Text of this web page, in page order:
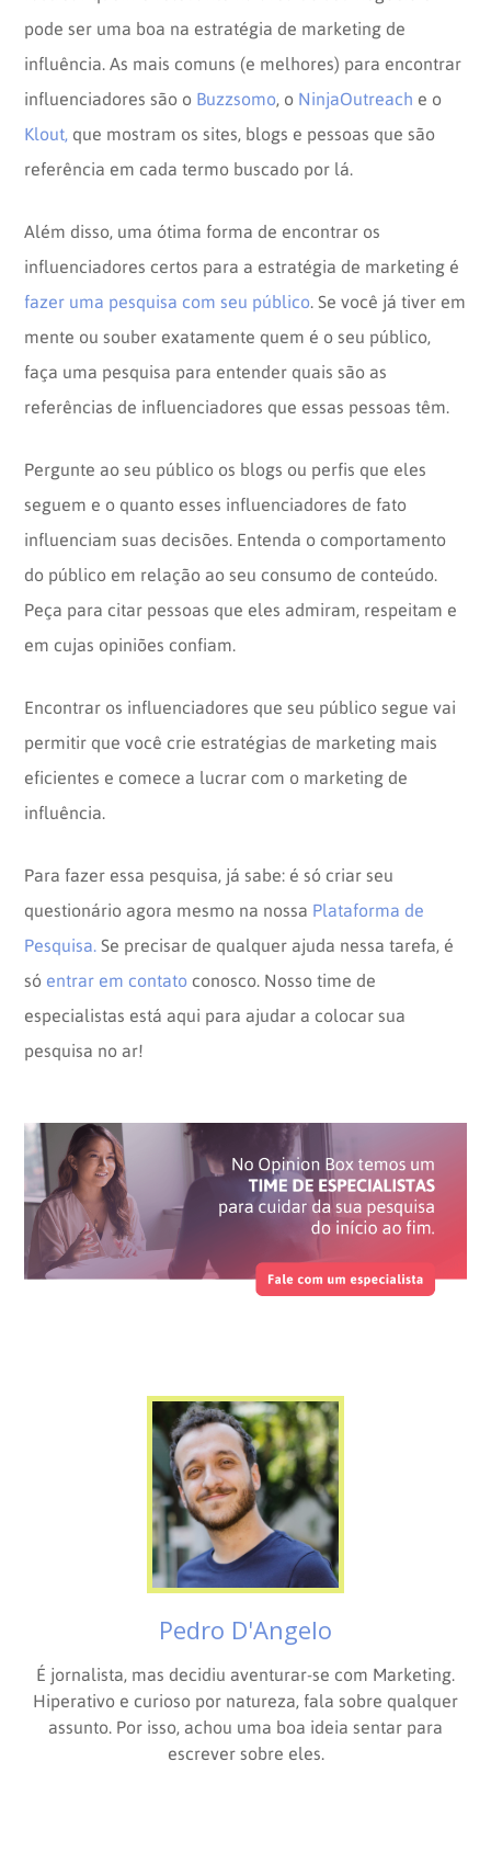
pode ser uma boa na estratégia de marketing de
influência. As mais comuns (e melhores) para encontrar
influenciadores são o Buzzsomo, o NinjaOutreach e o
Klout, que mostram os sites, blogs e pessoas que são
referência em cada termo buscado por lá.
Além disso, uma ótima forma de encontrar os
influenciadores certos para a estratégia de marketing é
fazer uma pesquisa com seu público. Se você já tiver em
mente ou souber exatamente quem é o seu público,
faça uma pesquisa para entender quais são as
referências de influenciadores que essas pessoas têm.
Pergunte ao seu público os blogs ou perfis que eles
seguem e o quanto esses influenciadores de fato
influenciam suas decisões. Entenda o comportamento
do público em relação ao seu consumo de conteúdo.
Peça para citar pessoas que eles admiram, respeitam e
em cujas opiniões confiam.
Encontrar os influenciadores que seu público segue vai
permitir que você crie estratégias de marketing mais
eficientes e comece a lucrar com o marketing de
influência.
Para fazer essa pesquisa, já sabe: é só criar seu
questionário agora mesmo na nossa Plataforma de
Pesquisa. Se precisar de qualquer ajuda nessa tarefa, é
só entrar em contato conosco. Nosso time de
especialistas está aqui para ajudar a colocar sua
pesquisa no ar!
Pedro D'Angelo
É jornalista, mas decidiu aventurar-se com Marketing.
Hiperativo e curioso por natureza, fala sobre qualquer
assunto. Por isso, achou uma boa ideia sentar para
escrever sobre eles.